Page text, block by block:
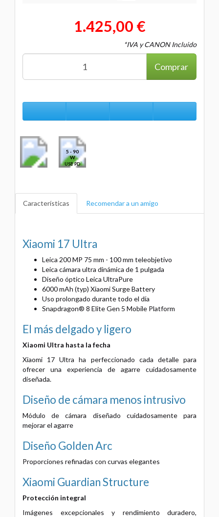
1.425,00 €
*IVA y CANON Incluido
Comprar
5 - 90
W
USB PD
Características Recomendar a un amigo
Xiaomi 17 Ultra
Leica 200 MP 75 mm - 100 mm teleobjetivo
Leica cámara ultra dinámica de 1 pulgada
Diseño óptico Leica UltraPure
6000 mAh (typ) Xiaomi Surge Battery
Uso prolongado durante todo el día
Snapdragon® 8 Elite Gen 5 Mobile Platform
El más delgado y ligero
Xiaomi Ultra hasta la fecha
Xiaomi 17 Ultra ha perfeccionado cada detalle para
ofrecer una experiencia de agarre cuidadosamente
diseñada.
Diseño de cámara menos intrusivo
Módulo de cámara diseñado cuidadosamente para
mejorar el agarre
Diseño Golden Arc
Proporciones refinadas con curvas elegantes
Xiaomi Guardian Structure
Protección integral
Imágenes excepcionales y rendimiento duradero,